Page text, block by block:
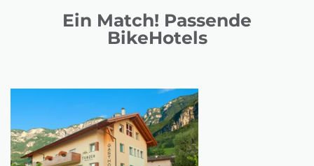
Ein Match! Passende
BikeHotels